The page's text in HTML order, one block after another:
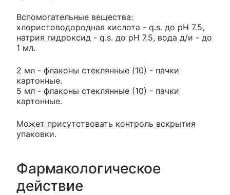
Вспомогательные вещества:
хлористоводородная кислота - q.s. до pH 7.5,
натрия гидроксид - q.s. до pH 7.5, вода д/и - до
1 мл.
2 мл - флаконы стеклянные (10) - пачки
картонные.
5 мл - флаконы стеклянные (10) - пачки
картонные.
Может присутствовать контроль вскрытия
упаковки.
Фармакологическое
действие